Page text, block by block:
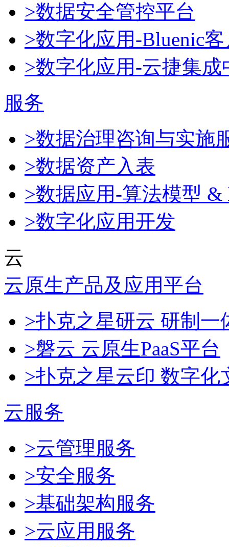
>数据安全管控平台
>数字化应用-Bluenic
>数字化应用-云捷集成
服务
>数据治理咨询与实施
>数据资产入表
>数据应用-算法模型 &
>数字化应用开发
云
云原生产品及应用平台
>扑克之星研云 研制
>磐云 云原生PaaS平台
>扑克之星云印 数字化
云服务
>云管理服务
>安全服务
>基础架构服务
>云应用服务